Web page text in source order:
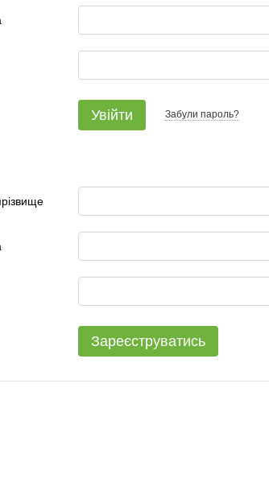
Увійти Забули пароль?
Зареєструватись